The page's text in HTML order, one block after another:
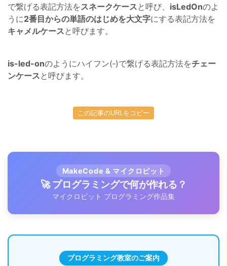
で繋げる表記方法をスネークケースと呼び、 isLedOnのよ
うに2番目からの単語のはじめを大文字にする表記方法を
キャメルケースと呼びます。
is-led-onのようにハイフン(‐)で繋げる表記方法をチェー
ンケースと呼びます。
この記事のURLをコピー
MakeCode & マイクロビット
🚀 プログラミングで何が作れる？
マイクロビット プログラミング作品集
プログラミング教室のご案内